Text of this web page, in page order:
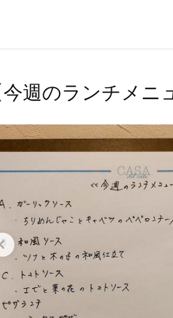
週のランチメニ